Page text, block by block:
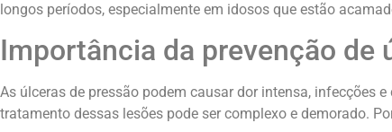
longos períodos, especialmente em idosos que estão
Importância da prevenção de
As úlceras de pressão podem causar dor intensa, infecções
tratamento dessas lesões pode ser complexo e demorado.